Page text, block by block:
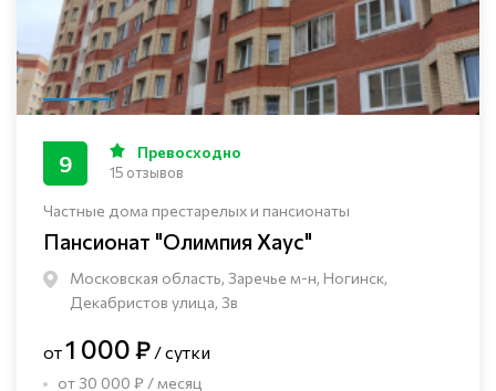
Частные дома престарелых и пансионаты
Пансионат "Олимпия Хаус"
Московская область, Заречье м-н, Ногинск, ​
Декабристов улица, 3в
9 Превосходно
15 отзывов
от1 000 ₽ / сутки
от 30 000 ₽ / месяц